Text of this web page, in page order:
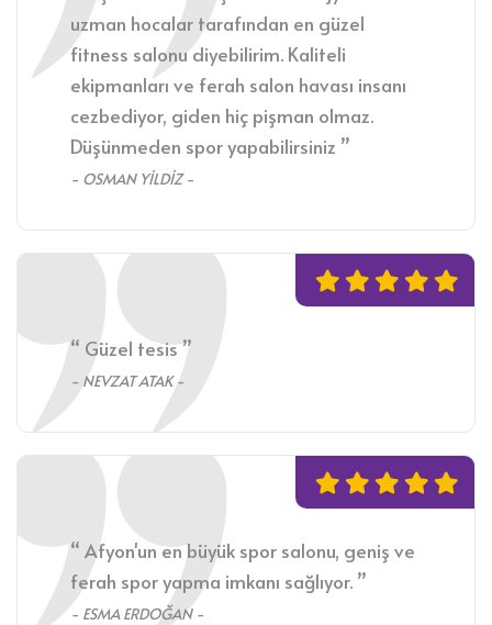
uzman hocalar tarafından en güzel
fitness salonu diyebilirim. Kaliteli
ekipmanları ve ferah salon havası insanı
cezbediyor, giden hiç pişman olmaz.
Düşünmeden spor yapabilirsiniz ”
- OSMAN YİLDİZ -
“ Güzel tesis ”
- NEVZAT ATAK -
“ Afyon'un en büyük spor salonu, geniş ve
ferah spor yapma imkanı sağlıyor. ”
- ESMA ERDOĞAN -